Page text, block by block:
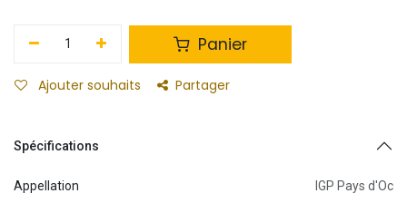
Panier
Ajouter souhaits Partager
Spécifications
Appellation IGP Pays d'Oc